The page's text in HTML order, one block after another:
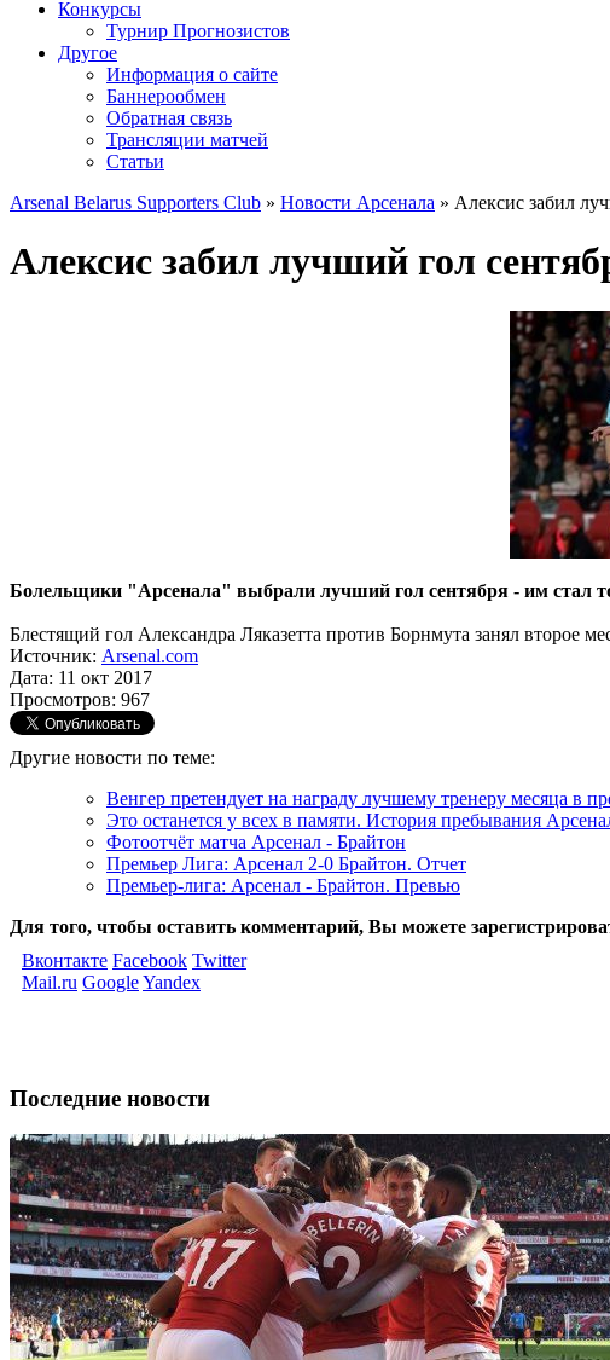
Конкурсы
Турнир Прогнозистов
Другое
Информация о сайте
Баннерообмен
Обратная связь
Трансляции матчей
Статьи
Arsenal Belarus Supporters Club » Новости Арсенала » Алексис забил
Алексис забил лучший гол
Болельщики "Арсенала" выбрали лучший гол сентября - им стал
Блестящий гол Александра Ляказетта против Борнмута занял второе
Источник: Arsenal.com
Дата: 11 окт 2017
Просмотров: 967
Другие новости по теме:
Венгер претендует на награду лучшему тренеру месяца в
Это останется у всех в памяти. История пребывания
Фотоотчёт матча Арсенал - Брайтон
Премьер Лига: Арсенал 2-0 Брайтон. Отчет
Премьер-лига: Арсенал - Брайтон. Превью
Для того, чтобы оставить комментарий, Вы можете
Вконтакте Facebook Twitter
Mail.ru GoogleYandex
Последние новости